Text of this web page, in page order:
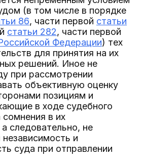
(в том числе в порядке
86, части первой статьи
статьи 282, части первой
Федерации) тех
для принятия на их
решений. Иное не
при рассмотрении
объективную оценку
позициям и
в ходе судебного
сомнения в их
следовательно, не
и
суда при отправлении